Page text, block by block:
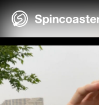
Skip
to